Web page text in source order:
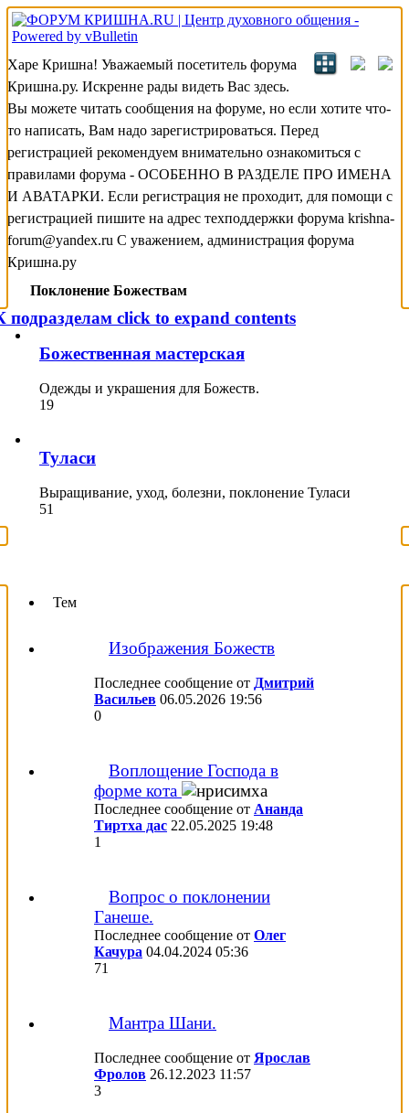
Харе Кришна! Уважаемый посетитель форума
Кришна.ру. Искренне рады видеть Вас здесь.
Вы можете читать сообщения на форуме, но если хотите что-
то написать, Вам надо зарегистрироваться. Перед
регистрацией рекомендуем внимательно ознакомиться с
правилами форума - ОСОБЕННО В РАЗДЕЛЕ ПРО ИМЕНА
И АВАТАРКИ. Если регистрация не проходит, для помощи с
регистрацией пишите на адрес техподдержки форума krishna-
forum@yandex.ru С уважением, администрация форума
Кришна.ру
Поклонение Божествам
подразделам click to expand contents
Божественная мастерская
Одежды и украшения для Божеств.
19
Туласи
Выращивание, уход, болезни, поклонение Туласи
51
Тем
Изображения Божеств
Последнее сообщение от Дмитрий
Васильев 06.05.2026 19:56
0
Воплощение Господа в
форме кота
Последнее сообщение от Ананда
Тиртха дас 22.05.2025 19:48
1
Вопрос о поклонении
Ганеше.
Последнее сообщение от Олег
Качура 04.04.2024 05:36
71
Мантра Шани.
Последнее сообщение от Ярослав
Фролов 26.12.2023 11:57
3